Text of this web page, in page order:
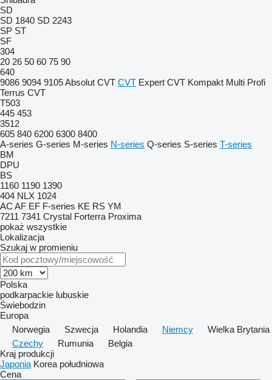
SD
SD 1840 SD 2243
SP ST
SF
304
20 26 50 60 75 90
640
9086 9094 9105Absolut CVT CVT Expert CVT Kompakt Multi Profi
Terrus CVT
T503
445 453
3512
605 840 6200 6300 8400
A-series G-series M-series N-series Q-series S-series T-series
BM
DPU
BS
1160 1190 1390
404 NLX 1024
AC AF EF F-series KE RS YM
7211 7341 Crystal Forterra Proxima
pokaż wszystkie
Lokalizacja
Szukaj w promieniu
Polska
podkarpackie lubuskie
Świebodzin
Europa
Norwegia
Szwecja Holandia Niemcy
Wielka Brytania
Czechy
Rumunia
Belgia
Kraj produkcji
Japonia Korea południowa
Cena